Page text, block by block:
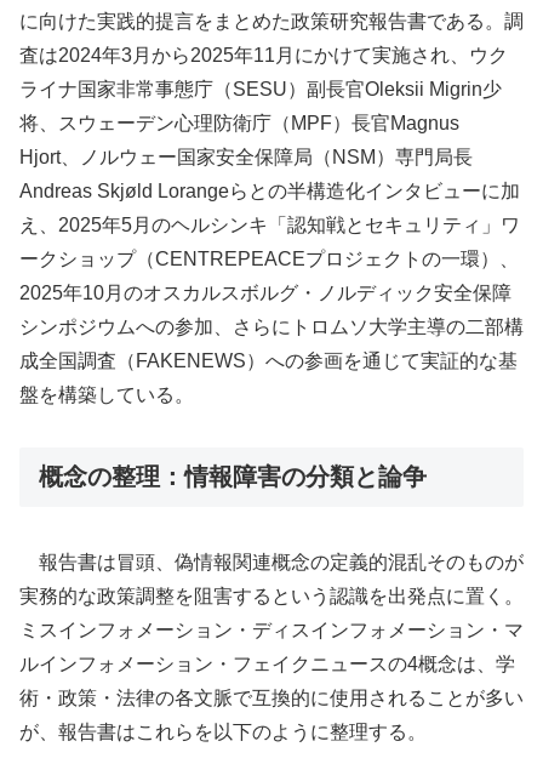
に向けた実践的提言をまとめた政策研究報告書である。調
査は2024年3月から2025年11月にかけて実施され、ウク
ライナ国家非常事態庁（SESU）副長官Oleksii Migrin少
将、スウェーデン心理防衛庁（MPF）長官Magnus
Hjort、ノルウェー国家安全保障局（NSM）専門局長
Andreas Skjøld Lorangeらとの半構造化インタビューに加
え、2025年5月のヘルシンキ「認知戦とセキュリティ」ワ
ークショップ（CENTREPEACEプロジェクトの一環）、
2025年10月のオスカルスボルグ・ノルディック安全保障
シンポジウムへの参加、さらにトロムソ大学主導の二部構
成全国調査（FAKENEWS）への参画を通じて実証的な基
盤を構築している。
概念の整理：情報障害の分類と論争
報告書は冒頭、偽情報関連概念の定義的混乱そのものが
実務的な政策調整を阻害するという認識を出発点に置く。
ミスインフォメーション・ディスインフォメーション・マ
ルインフォメーション・フェイクニュースの4概念は、学
術・政策・法律の各文脈で互換的に使用されることが多い
が、報告書はこれらを以下のように整理する。